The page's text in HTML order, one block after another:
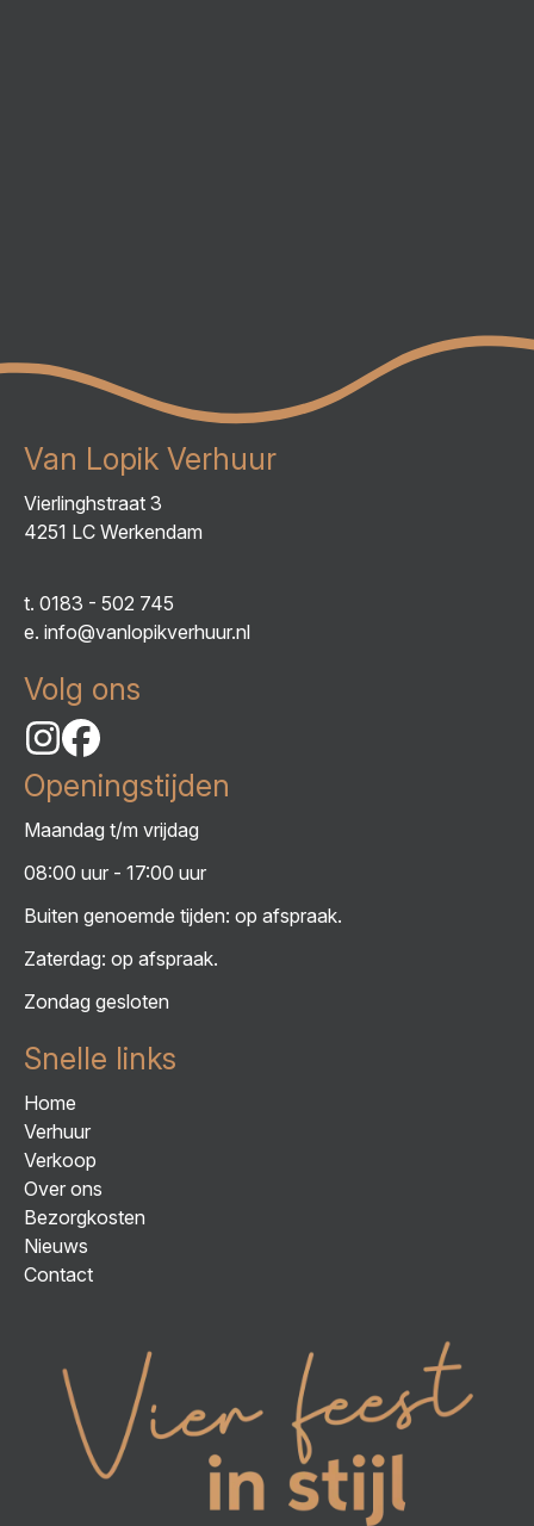
Van Lopik Verhuur
Vierlinghstraat 3
4251 LC Werkendam
t. 0183 - 502 745
e. info@vanlopikverhuur.nl
Volg ons
Openingstijden
Maandag t/m vrijdag
08:00 uur - 17:00 uur
Buiten genoemde tijden: op afspraak.
Zaterdag: op afspraak.
Zondag gesloten
Snelle links
Home
Verhuur
Verkoop
Over ons
Bezorgkosten
Nieuws
Contact